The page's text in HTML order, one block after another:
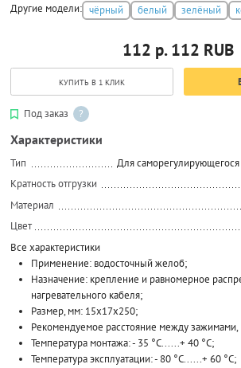
Другие модели: чёрный белый зелёный
112 р. 112 RUB
КУПИТЬ В 1 КЛИК
Под заказ ?
Характеристики
Тип
Для
Кратность отгрузки
Материал
Цвет
Все характеристики
Применение: водосточный желоб;
Назначение: крепление и равномерное
нагревательного кабеля;
Размер, мм: 15x17x250;
Рекомендуемое расстояние между
Температура монтажа: - 35 °С......+ 40 °С;
Температура эксплуатации: - 80 °С......+ 60 °С;